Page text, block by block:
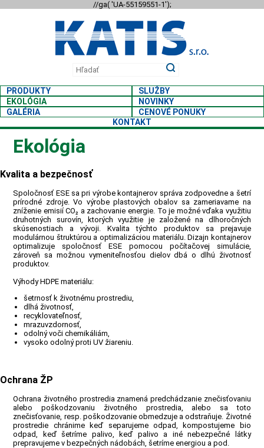
//ga( 'UA-55159551-1');
PRODUKTY
SLUŽBY
EKOLÓGIA
NOVINKY
GALÉRIA
CENOVÉ PONUKY
KONTAKT
PLASTOVÉ
A NÁDOBY NA ODPAD
VEDA A
Inovatívne riešenia
Ekológia
Kvalita a bezpečnosť
Spoločnosť ESE sa pri výrobe kontajnerov správa zodpovedne a šetrí
prírodné zdroje. Vo výrobe plastových obalov sa zameriavame na
zníženie emisií CO₂ a zachovanie energie. To je možné vďaka využitiu
druhotných surovín, ktorých využitie je založené na dlhoročných
skúsenostiach a vývoji. Kvalita týchto produktov sa prejavuje
modulárnou štruktúrou a optimalizáciou materiálu. Dizajn kontajnerov
optimalizuje spoločnosť ESE pomocou počítačovej simulácie,
zároveň sa možnou vymeniteľnosťou dielov dbá o dlhú životnosť
produktov.
Výhody HDPE materiálu:
šetrnosť k životnému prostrediu,
dlhá životnosť,
recyklovateľnosť,
mrazuvzdornosť,
odolný voči chemikáliám,
vysoko odolný proti UV žiareniu.
Ochrana ŽP
Ochrana životného prostredia znamená predchádzanie znečisťovaniu
alebo poškodzovaniu životného prostredia, alebo sa toto
znečisťovanie, resp. poškodzovanie obmedzuje a odstraňuje. Životné
prostredie chránime keď separujeme odpad, kompostujeme bio
odpad, keď šetríme palivo, keď palivo a iné nebezpečné látky
prepravujeme v bezpečných nádobách, šetríme energiou a pod.